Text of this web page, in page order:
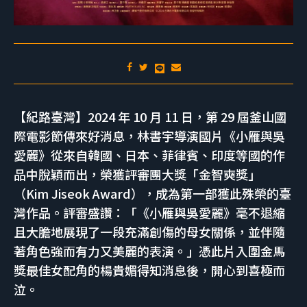
【紀路臺灣】2024 年 10 月 11 日，第 29 屆釜山國
際電影節傳來好消息，林書宇導演國片《小雁與吳
愛麗》從來自韓國、日本、菲律賓、印度等國的作
品中脫穎而出，榮獲評審團大獎「金智奭獎」
（Kim Jiseok Award），成為第一部獲此殊榮的臺
灣作品。評審盛讚：「《小雁與吳愛麗》毫不退縮
且大膽地展現了一段充滿創傷的母女關係，並伴隨
著角色強而有力又美麗的表演。」憑此片入圍金馬
獎最佳女配角的楊貴媚得知消息後，開心到喜極而
泣。